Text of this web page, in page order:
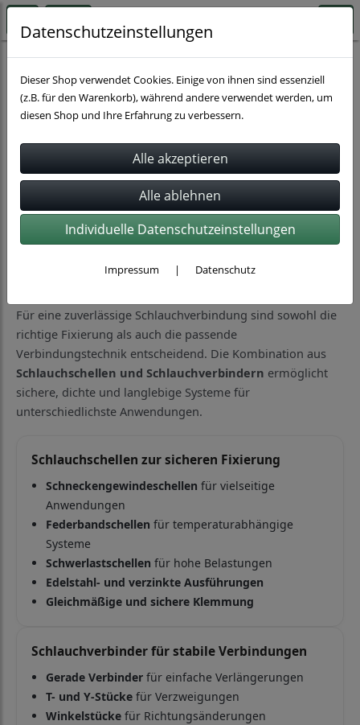
Schlauchverbindung
Sortierung wählen
Produkte je Seite
Schlauchverbindungen aus Schellen und
Für eine zuverlässige Schlauchverbindung sind sowohl die
richtige Fixierung als auch die passende
Verbindungstechnik entscheidend. Die Kombination aus
Schlauchschellen und Schlauchverbindern ermöglicht
sichere, dichte und langlebige Systeme für
unterschiedlichste Anwendungen.
Schlauchschellen zur sicheren Fixierung
Schneckengewindeschellen für vielseitige
Anwendungen
Federbandschellen für temperaturabhängige
Systeme
Schwerlastschellen für hohe Belastungen
Edelstahl- und verzinkte Ausführungen
Gleichmäßige und sichere Klemmung
Schlauchverbinder für stabile Verbindungen
Gerade Verbinder für einfache Verlängerungen
T- und Y-Stücke für Verzweigungen
Winkelstücke für Richtungsänderungen
Datenschutzeinstellungen
Dieser Shop verwendet Cookies. Einige von ihnen sind essenziell
(z.B. für den Warenkorb), während andere verwendet werden, um
diesen Shop und Ihre Erfahrung zu verbessern.
Individuelle Datenschutzeinstellungen
Impressum | Datenschutz